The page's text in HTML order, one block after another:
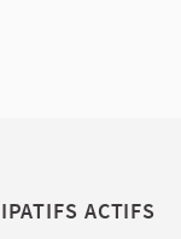
ACTIFS